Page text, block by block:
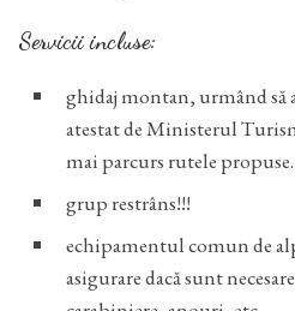
Servicii incluse:
ghidaj montan, urmând
atestat de Ministerul
mai parcurs rutele propuse.
grup restrâns!!!
echipamentul comun de
asigurare dacă sunt